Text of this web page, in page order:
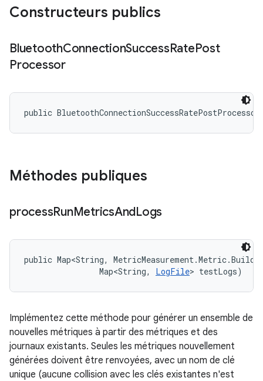
Constructeurs publics
BluetoothConnectionSuccessRatePost
Processor
public
Méthodes publiques
processRunMetricsAndLogs
public Map<String,
                Map<String,
LogFile> testLogs)
Implémentez cette méthode pour générer un ensemble de
nouvelles métriques à partir des métriques et des
journaux existants. Seules les métriques nouvellement
générées doivent être renvoyées, avec un nom de clé
unique (aucune collision avec les clés existantes n'est